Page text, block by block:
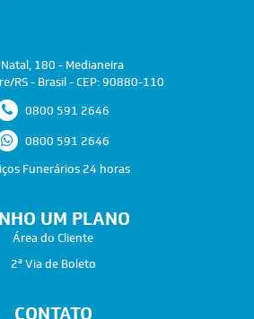
Natal, 180 - Medianeira
RS - Brasil - CEP: 90880-110
0800 591 2646
0800 591 2646
Funerários 24 horas
UM PLANO
Área do Cliente
2ª Via de Boleto
CONTATO